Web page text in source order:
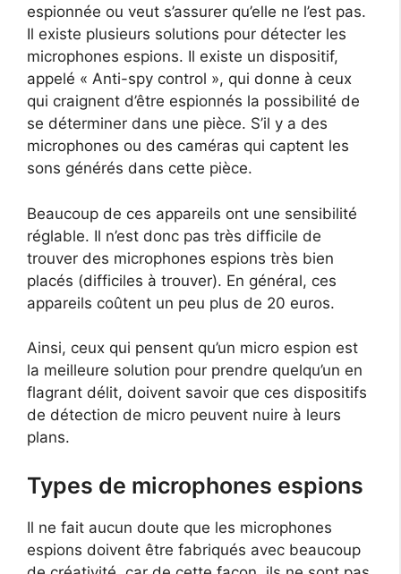
espionnée ou veut s’assurer qu’elle ne l’est pas.
Il existe plusieurs solutions pour détecter les
microphones espions. Il existe un dispositif,
appelé « Anti-spy control », qui donne à ceux
qui craignent d’être espionnés la possibilité de
se déterminer dans une pièce. S’il y a des
microphones ou des caméras qui captent les
sons générés dans cette pièce.
Beaucoup de ces appareils ont une sensibilité
réglable. Il n’est donc pas très difficile de
trouver des microphones espions très bien
placés (difficiles à trouver). En général, ces
appareils coûtent un peu plus de 20 euros.
Ainsi, ceux qui pensent qu’un micro espion est
la meilleure solution pour prendre quelqu’un en
flagrant délit, doivent savoir que ces dispositifs
de détection de micro peuvent nuire à leurs
plans.
Types de microphones espions
Il ne fait aucun doute que les microphones
espions doivent être fabriqués avec beaucoup